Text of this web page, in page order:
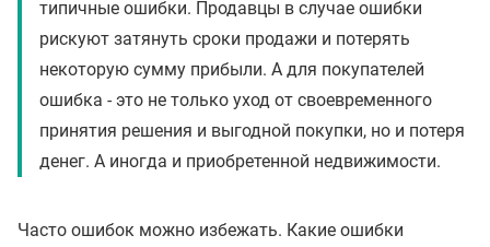
типичные ошибки. Продавцы в случае ошибки
рискуют затянуть сроки продажи и потерять
некоторую сумму прибыли. А для покупателей
ошибка - это не только уход от своевременного
принятия решения и выгодной покупки, но и потеря
денег. А иногда и приобретенной недвижимости.
Часто ошибок можно избежать. Какие ошибки